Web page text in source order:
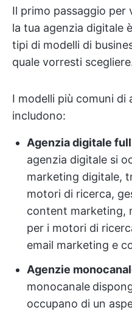
Il primo passaggio per
la tua agenzia digitale
tipi di modelli di
quale vorresti
I modelli più comuni di
includono:
Agenzia digitale
agenzia digitale si
marketing digitale,
motori di ricerca,
content marketing,
per i motori di
email marketing e
Agenzie
monocanale
occupano di un